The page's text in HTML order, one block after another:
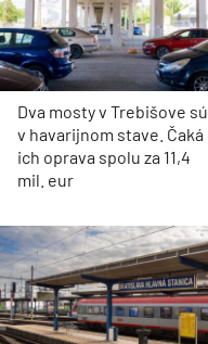
Dva mosty v Trebišove sú
v havarijnom stave. Čaká
ich oprava spolu za 11,4
mil. eur